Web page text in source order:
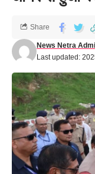
Last updated:
News Netra
Share